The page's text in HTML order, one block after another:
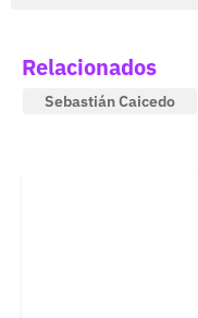
Relacionados
Sebastián Caicedo